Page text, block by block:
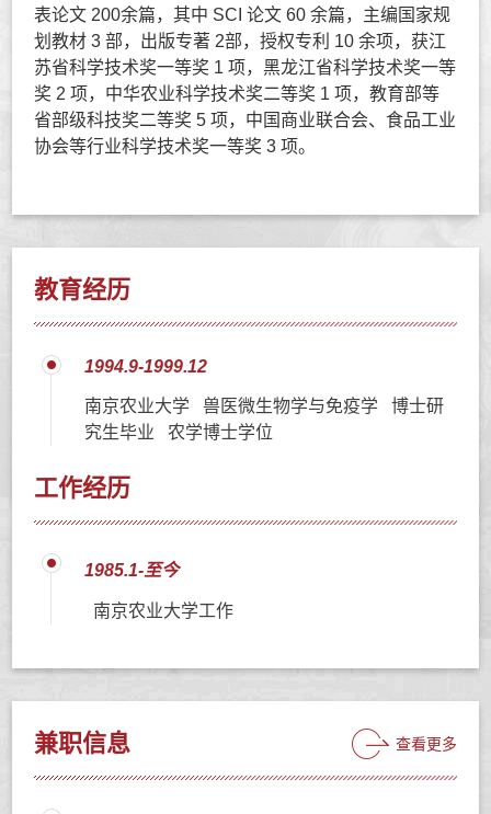
表论文 200余篇，其中 SCI 论文 60 余篇，主编国家规
划教材 3 部，出版专著 2部，授权专利 10 余项，获江
苏省科学技术奖一等奖 1 项，黑龙江省科学技术奖一等
奖 2 项，中华农业科学技术奖二等奖 1 项，教育部等
省部级科技奖二等奖 5 项，中国商业联合会、食品工业
协会等行业科学技术奖一等奖 3 项。
教育经历
1994.9-1999.12
南京农业大学 兽医微生物学与免疫学 博士研
究生毕业 农学博士学位
工作经历
1985.1-至今
南京农业大学工作
兼职信息 查看更多